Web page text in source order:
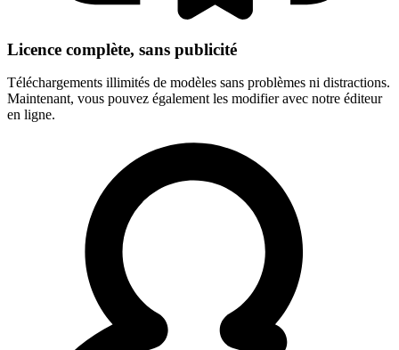
Licence complète, sans publicité
Téléchargements illimités de modèles sans problèmes ni distractions.
Maintenant, vous pouvez également les modifier avec notre éditeur
en ligne.